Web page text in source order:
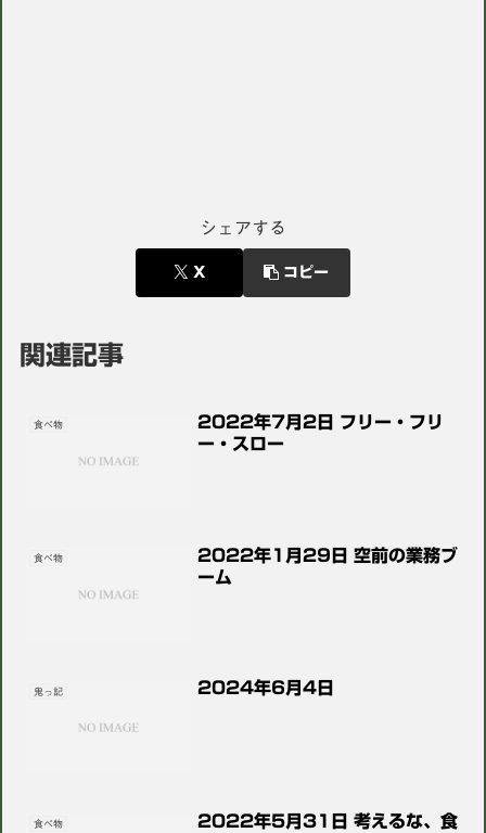
シェアする
X コピー
関連記事
食べ物
2022年7月2日 フリー・フリ
ー・スロー
食べ物
2022年1月29日 空前の業務ブ
ーム
鬼っ記 2024年6月4日
食べ物
2022年5月31日 考えるな、食